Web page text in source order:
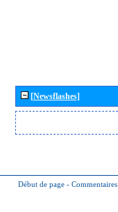
[Newsflashes]
Début de page - Commentaires